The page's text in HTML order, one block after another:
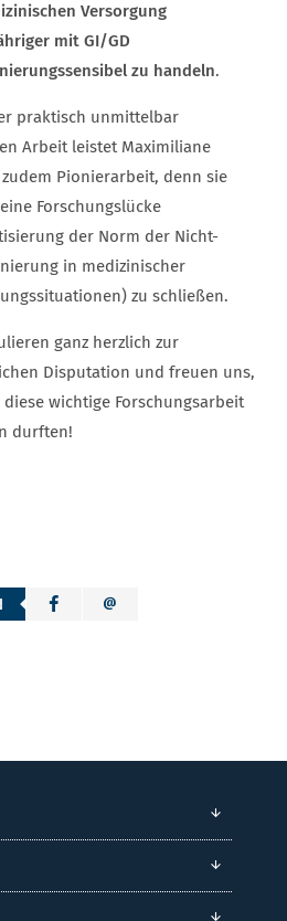
Versorgung
mit GI/GD
zu handeln.
praktisch unmittelbar
Arbeit leistet Maximiliane
zudem Pionierarbeit, denn sie
Forschungslücke
der Norm der Nicht-
in medizinischer
zu schließen.
ganz herzlich zur
Disputation und freuen uns,
diese wichtige Forschungsarbeit
durften!